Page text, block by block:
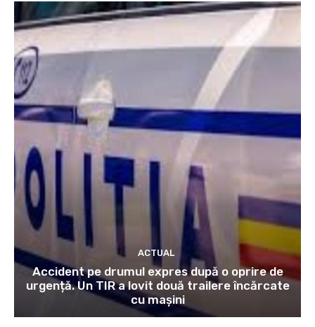
ACTUAL
Accident pe drumul expres după o oprire de
urgență. Un TIR a lovit două trailere încărcate
cu mașini